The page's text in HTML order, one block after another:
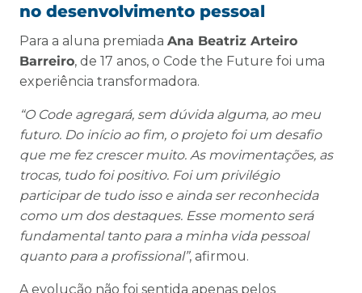
no desenvolvimento pessoal
Para a aluna premiada Ana Beatriz Arteiro
Barreiro, de 17 anos, o Code the Future foi uma
experiência transformadora.
“O Code agregará, sem dúvida alguma, ao meu
futuro. Do início ao fim, o projeto foi um desafio
que me fez crescer muito. As movimentações, as
trocas, tudo foi positivo. Foi um privilégio
participar de tudo isso e ainda ser reconhecida
como um dos destaques. Esse momento será
fundamental tanto para a minha vida pessoal
quanto para a profissional”, afirmou.
A evolução não foi sentida apenas pelos